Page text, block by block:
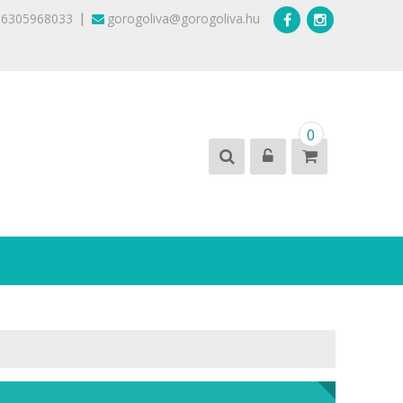
| gorogoliva@gorogoliva.hu
0